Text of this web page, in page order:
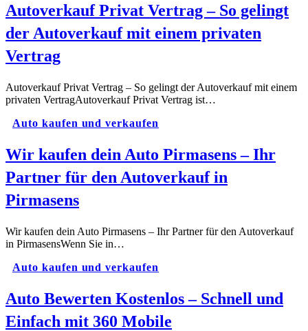
Autoverkauf Privat Vertrag – So gelingt
der Autoverkauf mit einem privaten
Vertrag
Autoverkauf Privat Vertrag – So gelingt der Autoverkauf mit einem
privaten VertragAutoverkauf Privat Vertrag ist…
Auto kaufen und verkaufen
Wir kaufen dein Auto Pirmasens – Ihr
Partner für den Autoverkauf in
Pirmasens
Wir kaufen dein Auto Pirmasens – Ihr Partner für den Autoverkauf
in PirmasensWenn Sie in…
Auto kaufen und verkaufen
Auto Bewerten Kostenlos – Schnell und
Einfach mit 360 Mobile